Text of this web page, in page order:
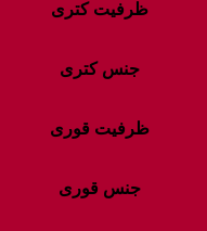
ظرفیت کتری
جنس کتری
ظرفیت قوری
جنس قوری